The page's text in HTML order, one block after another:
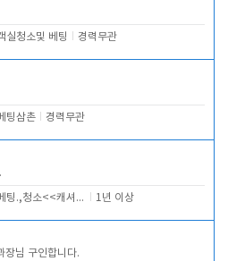
실청소및 베팅 경력무관
팅삼촌 경력무관
베팅.,청소<<캐셔 모셔봅니다. 1년 이상
장님 구인합니다.